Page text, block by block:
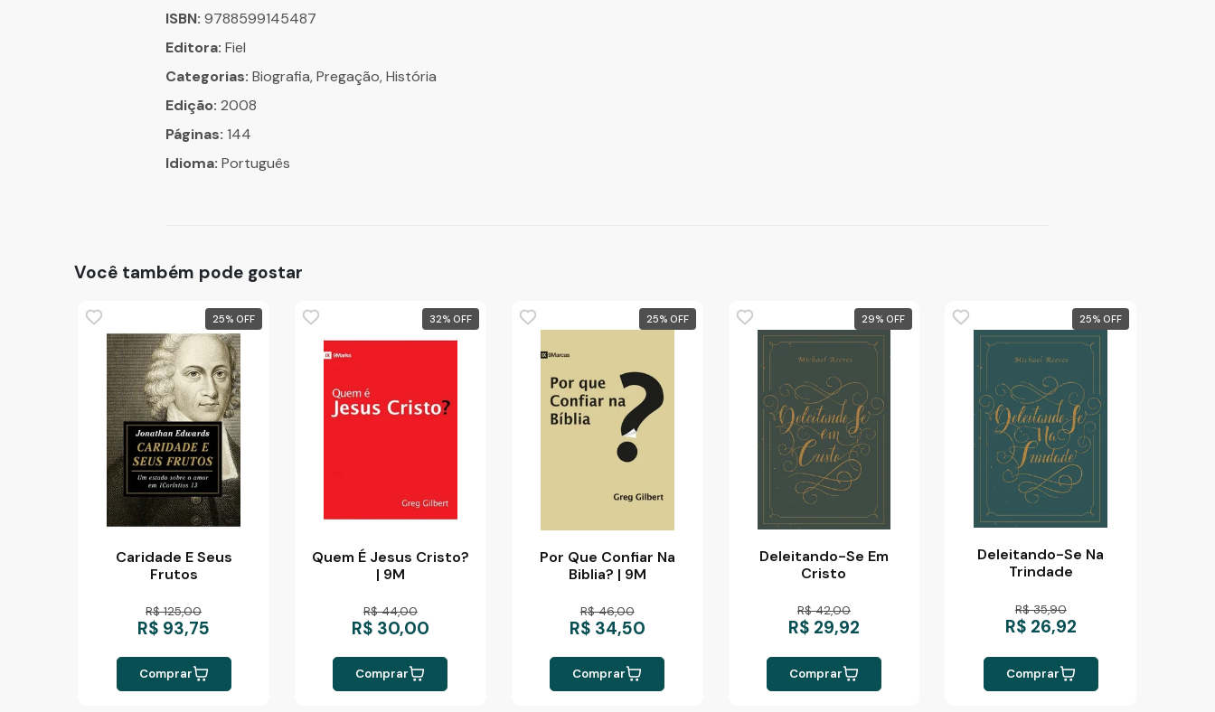
ISBN: 9788599145487
Editora: Fiel
Categorias: Biografia, Pregação, História
Edição: 2008
Páginas: 144
Idioma: Português
Você também pode gostar
25%
Caridade E Seus
Frutos
R$ 125,00
R$ 93,75
Comprar
32%
Quem É Jesus Cristo?
| 9M
R$ 44,00
R$ 30,00
Comprar
25%
Por Que Confiar Na
Biblia? | 9M
R$ 46,00
R$ 34,50
Comprar
29%
Deleitando-Se Em
Cristo
R$ 42,00
R$ 29,92
Comprar
25%
Deleitando-Se Na
Trindade
R$ 35,90
R$ 26,92
Comprar